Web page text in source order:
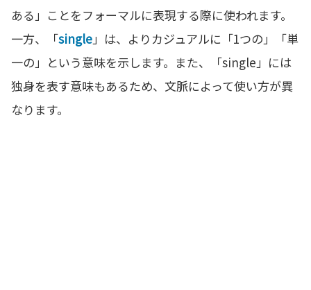
ある」ことをフォーマルに表現する際に使われます。
一方、「single」は、よりカジュアルに「1つの」「単
一の」という意味を示します。また、「single」には
独身を表す意味もあるため、文脈によって使い方が異
なります。